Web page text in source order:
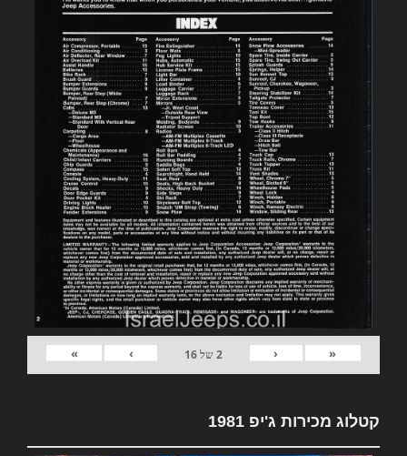
«
‹
2של16
›
»
קטלוג מכירות ג'יפ 1981